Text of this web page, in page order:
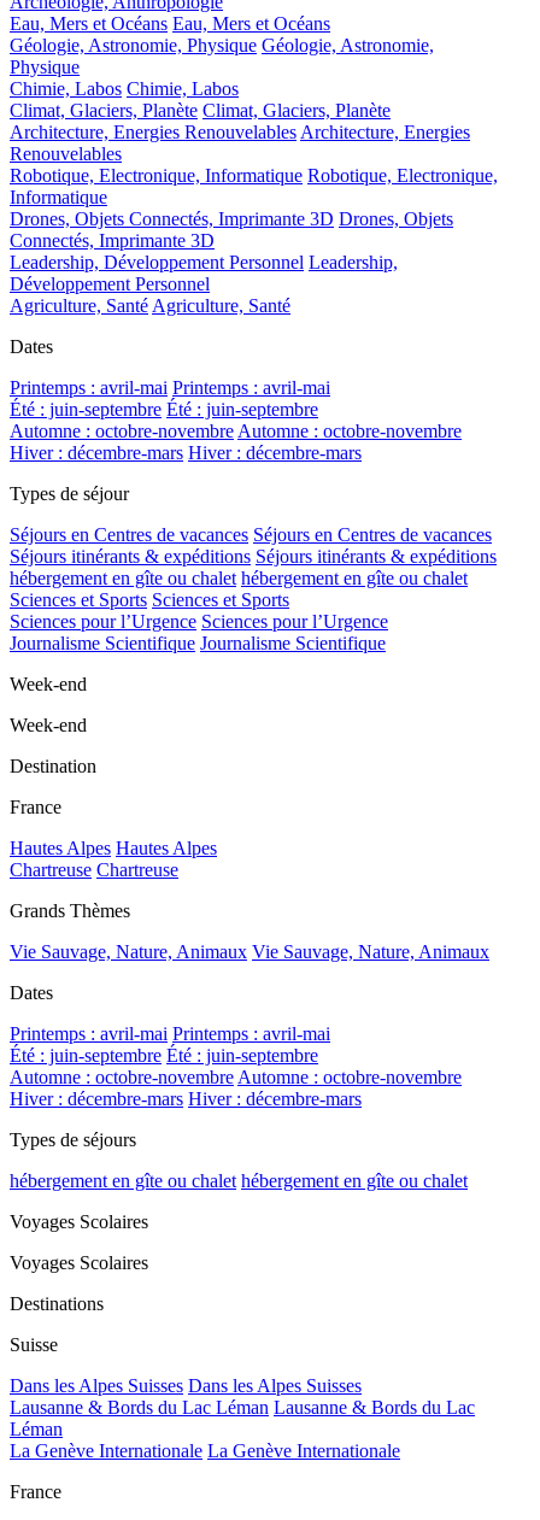
Eau, Mers et Océans Eau, Mers et Océans
Géologie, Astronomie, Physique Géologie, Astronomie,
Physique
Chimie, Labos Chimie, Labos
Climat, Glaciers, Planète Climat, Glaciers, Planète
Architecture, Energies Renouvelables Architecture, Energies
Renouvelables
Robotique, Electronique, Informatique Robotique, Electronique,
Informatique
Drones, Objets Connectés, Imprimante 3D Drones, Objets
Connectés, Imprimante 3D
Leadership, Développement Personnel Leadership,
Développement Personnel
Agriculture, Santé Agriculture, Santé
Dates
Printemps : avril-mai Printemps : avril-mai
Été : juin-septembre Été : juin-septembre
Automne : octobre-novembre Automne : octobre-novembre
Hiver : décembre-mars Hiver : décembre-mars
Types de séjour
Séjours en Centres de vacances Séjours en Centres de vacances
Séjours itinérants & expéditions Séjours itinérants & expéditions
hébergement en gîte ou chalet hébergement en gîte ou chalet
Sciences et Sports Sciences et Sports
Sciences pour l’Urgence Sciences pour l’Urgence
Journalisme Scientifique Journalisme Scientifique
Week-end
Week-end
Destination
France
Hautes Alpes Hautes Alpes
Chartreuse Chartreuse
Grands Thèmes
Vie Sauvage, Nature, Animaux Vie Sauvage, Nature, Animaux
Dates
Printemps : avril-mai Printemps : avril-mai
Été : juin-septembre Été : juin-septembre
Automne : octobre-novembre Automne : octobre-novembre
Hiver : décembre-mars Hiver : décembre-mars
Types de séjours
hébergement en gîte ou chalet hébergement en gîte ou chalet
Voyages Scolaires
Voyages Scolaires
Destinations
Suisse
Dans les Alpes Suisses Dans les Alpes Suisses
Lausanne & Bords du Lac Léman Lausanne & Bords du Lac
Léman
La Genève Internationale La Genève Internationale
France